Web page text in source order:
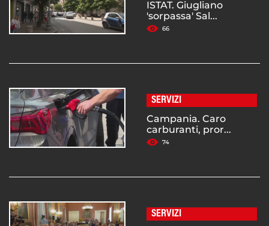
ISTAT. Giugliano
'sorpassa' Sal...
66
SERVIZI
Campania. Caro
carburanti, pror...
74
SERVIZI